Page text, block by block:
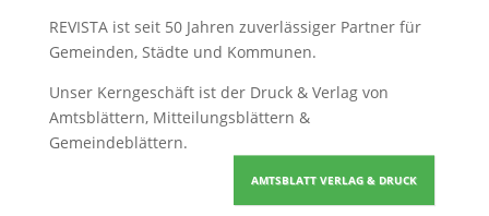
REVISTA ist seit 50 Jahren zuverlässiger Partner für
Gemeinden, Städte und Kommunen.
Unser Kerngeschäft ist der Druck & Verlag von
Amtsblättern, Mitteilungsblättern &
Gemeindeblättern.
AMTSBLATT VERLAG & DRUCK